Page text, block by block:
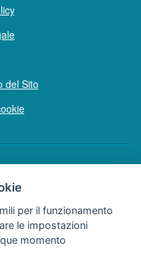
del Sito
riservati
della F.lli Dionisi S.r.L.
S. Giorgio (FM)
per il funzionamento
le impostazioni
momento